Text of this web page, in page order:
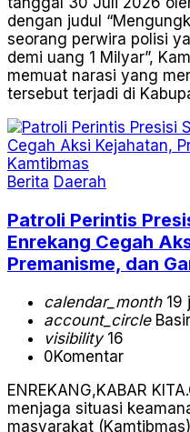
dengan judul
seorang perwira polisi
demi uang 1 Milyar”,
memuat narasi yang
tersebut terjadi di
Berita Daerah
Patroli Perintis
Enrekang Cegah
Premanisme, dan
calendar_month19
account_circleBasir
visibility16
0Komentar
ENREKANG,KABAR
menjaga situasi
masyarakat